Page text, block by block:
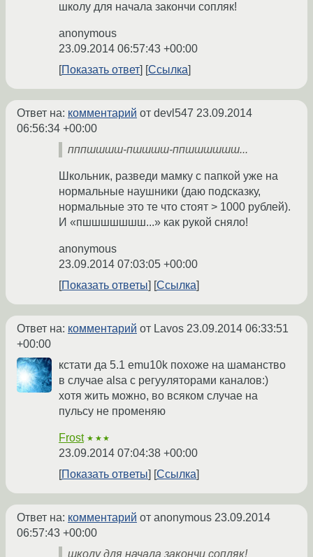
школу для начала закончи сопляк!
anonymous
23.09.2014 06:57:43 +00:00
Показать ответ
Ссылка
Ответ на: комментарий от devl547 23.09.2014
06:56:34 +00:00
пппшшшш-пшшшш-ппшшшшшш...
Школьник, разведи мамку с папкой уже на
нормальные наушники (даю подсказку,
нормальные это те что стоят > 1000 рублей).
И «пшшшшшшш...» как рукой сняло!
anonymous
23.09.2014 07:03:05 +00:00
Показать ответы
Ссылка
Ответ на: комментарий от Lavos 23.09.2014 06:33:51
+00:00
кстати да 5.1 emu10k похоже на шаманство
в случае alsa с регууляторами каналов:)
хотя жить можно, во всяком случае на
пульсу не променяю
Frost ★★★
23.09.2014 07:04:38 +00:00
Показать ответы
Ссылка
Ответ на: комментарий от anonymous 23.09.2014
06:57:43 +00:00
школу для начала закончи сопляк!